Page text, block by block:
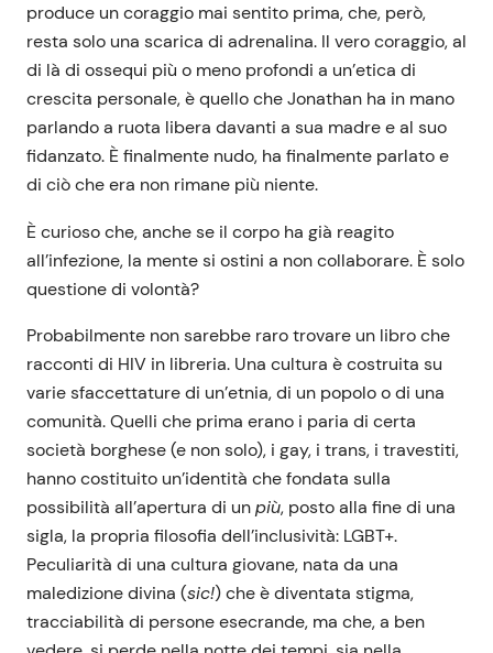
produce un coraggio mai sentito prima, che, però,
resta solo una scarica di adrenalina. Il vero coraggio, al
di là di ossequi più o meno profondi a un’etica di
crescita personale, è quello che Jonathan ha in mano
parlando a ruota libera davanti a sua madre e al suo
fidanzato. È finalmente nudo, ha finalmente parlato e
di ciò che era non rimane più niente.
È curioso che, anche se il corpo ha già reagito
all’infezione, la mente si ostini a non collaborare. È solo
questione di volontà?
Probabilmente non sarebbe raro trovare un libro che
racconti di HIV in libreria. Una cultura è costruita su
varie sfaccettature di un’etnia, di un popolo o di una
comunità. Quelli che prima erano i paria di certa
società borghese (e non solo), i gay, i trans, i travestiti,
hanno costituito un’identità che fondata sulla
possibilità all’apertura di unpiù, posto alla fine di una
sigla, la propria filosofia dell’inclusività: LGBT+.
Peculiarità di una cultura giovane, nata da una
maledizione divina (sic!) che è diventata stigma,
tracciabilità di persone esecrande, ma che, a ben